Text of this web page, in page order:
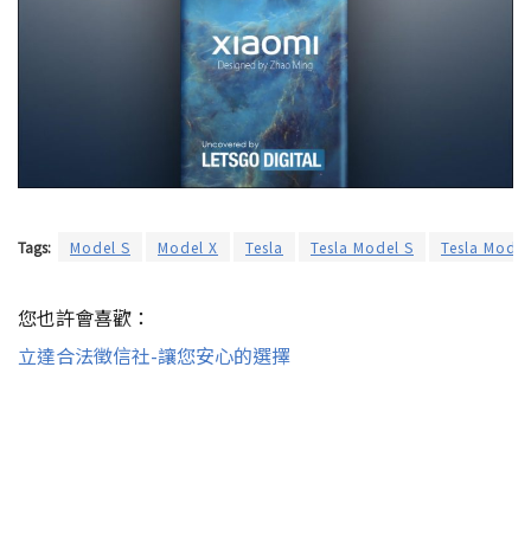
Tags: Model S Model X Tesla Tesla Model S Tesla
您也許會喜歡：
立達合法徵信社-讓您安心的選擇